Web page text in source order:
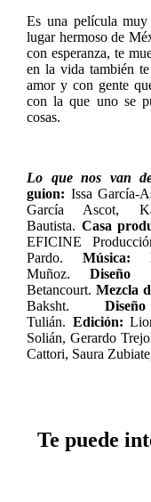
Es una película
lugar hermoso de
con esperanza, te
en la vida también
amor y con gente
con la que uno se
cosas.
Lo que nos van
guion: Issa García-
García Ascot,
Bautista. Casa
EFICINE
Pardo.Música:
Muñoz.Diseño
Betancourt.Mezcla
Baksht.
Tulián. Edición:
Solián, Gerardo
Cattori, Saura
Te puede